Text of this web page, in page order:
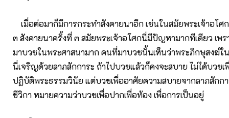
เมื่อต่อมาก็มีการกระทำสังคายนาอีก เช่นในสมัยพระเจ้าอโศ
๓ สังคายนาครั้งที่ ๓ สมัยพระเจ้าอโศกนี่มีปัญหามากทีเดียว เพร
มาบวชในพระศาสนามาก คนที่มาบวชนั้นเห็นว่าพระภิกษุสงฆ์ใ
นี่เจริญด้วยลาภสักการะ ถ้าไปบวชแล้วก็คงจะสบาย ไม่ได้บวชเ
ปฏิบัติพระธรรมวินัย แต่บวชเพื่ออาศัยความสบายจากลาภสักกา
ชีวิกา หมายความว่าบวชเพื่อปากเพื่อท้อง เพื่อการเป็นอยู่